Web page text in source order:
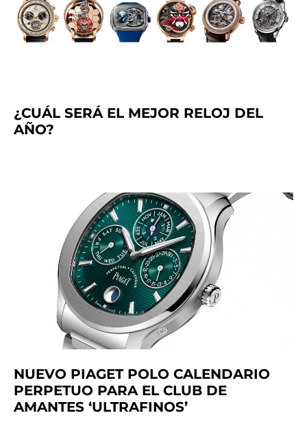
¿CUÁL SERÁ EL MEJOR RELOJ DEL
AÑO?
NUEVO PIAGET POLO CALENDARIO
PERPETUO PARA EL CLUB DE
AMANTES ‘ULTRAFINOS’